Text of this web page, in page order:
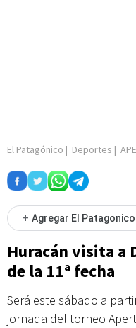
El Patagónico | Deportes |
+ Agregar El Patagonico
Huracán visita a
de la 11ª fecha
Será este sábado a
jornada del torneo